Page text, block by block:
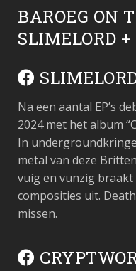
BAROEG ON
SLIMELORD
Na een aantal EP’s
2024 met het album
In
metal van deze
vuig en vunzig braakt
composities uit.
missen.